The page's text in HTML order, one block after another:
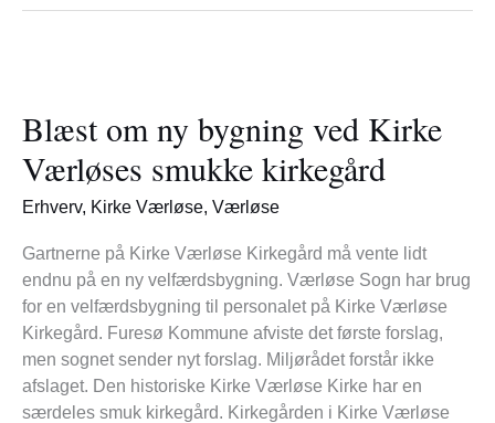
Blæst om ny bygning ved Kirke
Værløses smukke kirkegård
Erhverv, Kirke Værløse, Værløse
Gartnerne på Kirke Værløse Kirkegård må vente lidt
endnu på en ny velfærdsbygning. Værløse Sogn har brug
for en velfærdsbygning til personalet på Kirke Værløse
Kirkegård. Furesø Kommune afviste det første forslag,
men sognet sender nyt forslag. Miljørådet forstår ikke
afslaget. Den historiske Kirke Værløse Kirke har en
særdeles smuk kirkegård. Kirkegården i Kirke Værløse
ny
bygning
ved
Kirke
smukke
kirkegård